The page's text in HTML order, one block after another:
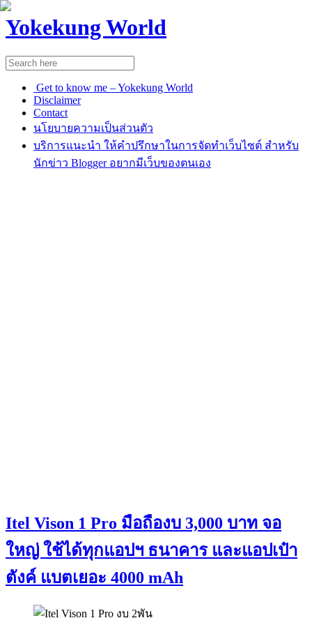
Yokekung World
Get to know me – Yokekung World
Disclaimer
Contact
นโยบายความเป็นส่วนตัว
บริการแนะนำ ให้คำปรึกษาในการจัดทำเว็บไซต์ สำหรับ
นักข่าว Blogger อยากมีเว็บของตนเอง
Itel Vison 1 Pro มือถืองบ 3,000 บาท จอ
ใหญ่ ใช้ได้ทุกแอปฯ ธนาคาร และแอปเป๋า
ตังค์ แบตเยอะ 4000 mAh